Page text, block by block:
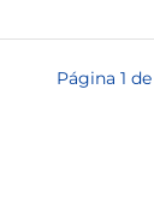
Página 1 de